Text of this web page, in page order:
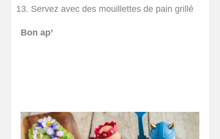
Servez avec des mouillettes de pain grillé
Bon ap’